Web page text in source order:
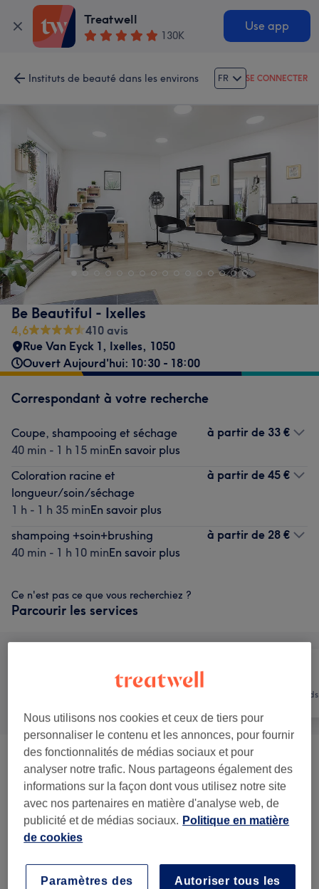
Treatwell
130K
Use app
Instituts de beauté dans les environs FR SE CONNECTER
Be Beautiful - Ixelles
4,6
410 avis
Rue Van Eyck 1, Ixelles, 1050
Ouvert Aujourd'hui: 10:30 - 18:00
Correspondant à votre recherche
Coupe, shampooing et séchage
40 min - 1 h 15 minEn savoir plus
à partir de 33 €
Coloration racine et
longueur/soin/séchage
1 h - 1 h 35 minEn savoir plus
à partir de 45 €
shampoing +soin+brushing
40 min - 1 h 10 minEn savoir plus
à partir de 28 €
Ce n'est pas ce que vous recherchiez ?
Parcourir les services
Mains & Pieds
Coupe Et Coiffure - Femme ( 6) à partir de 28 €
Coloration - Femme (3 ) à partir de 42 €
Coupe - Enfant
Soin Capillaire Et Extra - Femme (2) à partir de 75 €
Nous utilisons nos cookies et ceux de tiers pour
personnaliser le contenu et les annonces, pour fournir
des fonctionnalités de médias sociaux et pour
analyser notre trafic. Nous partageons également des
informations sur la façon dont vous utilisez notre site
avec nos partenaires en matière d'analyse web, de
publicité et de médias sociaux. Politique en matière
de cookies
Autoriser tous les
Paramètres des